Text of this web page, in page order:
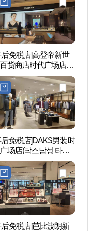
后免税店]高登帝新世
货商店时代广场店
든듀 신세계백화점 타
스퀘어점)
后免税店]DAKS男装时
场店(닥스남성 타임
퀘어점)
后免税店]芭比波朗新